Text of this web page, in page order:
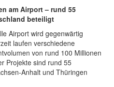
am Airport – rund 55
beteiligt
Airport wird gegenwärtig
laufen verschiedene
von rund 100 Millionen
Projekte sind rund 55
Anhalt und Thüringen